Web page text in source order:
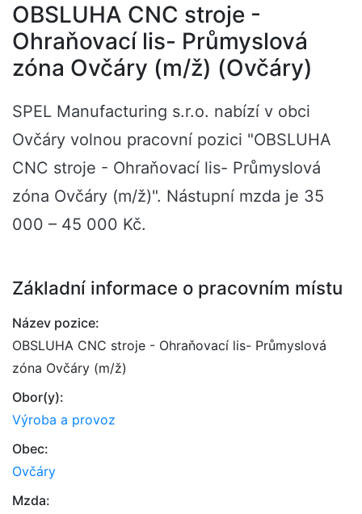
OBSLUHA CNC stroje -
Ohraňovací lis- Průmyslová
zóna Ovčáry (m/ž) (Ovčáry)
SPEL Manufacturing s.r.o. nabízí v obci
Ovčáry volnou pracovní pozici "OBSLUHA
CNC stroje - Ohraňovací lis- Průmyslová
zóna Ovčáry (m/ž)". Nástupní mzda je 35
000 – 45 000 Kč.
Základní informace o pracovním místu
Název pozice:
OBSLUHA CNC stroje - Ohraňovací lis- Průmyslová
zóna Ovčáry (m/ž)
Obor(y):
Výroba a provoz
Obec:
Ovčáry
Mzda: